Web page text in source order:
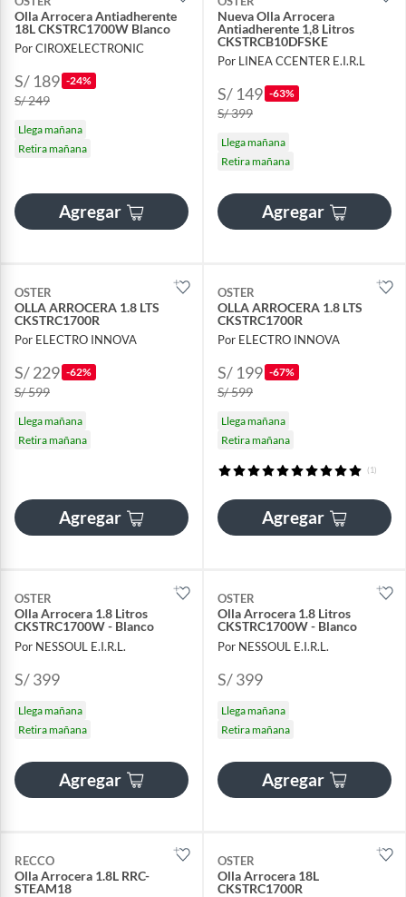
Olla Arrocera Antiadherente
18L CKSTRC1700W Blanco
Por CIROXELECTRONIC
S/ 189 -24%
S/ 249
Llega mañana
Retira mañana
Agregar
Nueva Olla Arrocera
Antiadherente 1,8 Litros
CKSTRCB10DFSKE
Por LINEA CCENTER E.I.R.L
S/ 149 -63%
S/ 399
Llega mañana
Retira mañana
Agregar
OSTER
OLLA ARROCERA 1.8 LTS
CKSTRC1700R
Por ELECTRO INNOVA
S/ 229 -62%
S/ 599
Llega mañana
Retira mañana
Agregar
OSTER
OLLA ARROCERA 1.8 LTS
CKSTRC1700R
Por ELECTRO INNOVA
S/ 199 -67%
S/ 599
Llega mañana
Retira mañana
(1)
Agregar
OSTER
Olla Arrocera 1.8 Litros
CKSTRC1700W - Blanco
Por NESSOUL E.I.R.L.
S/ 399
Llega mañana
Retira mañana
Agregar
OSTER
Olla Arrocera 1.8 Litros
CKSTRC1700W - Blanco
Por NESSOUL E.I.R.L.
S/ 399
Llega mañana
Retira mañana
Agregar
RECCO
Olla Arrocera 1.8L RRC-
STEAM18
OSTER
Olla Arrocera 18L
CKSTRC1700R